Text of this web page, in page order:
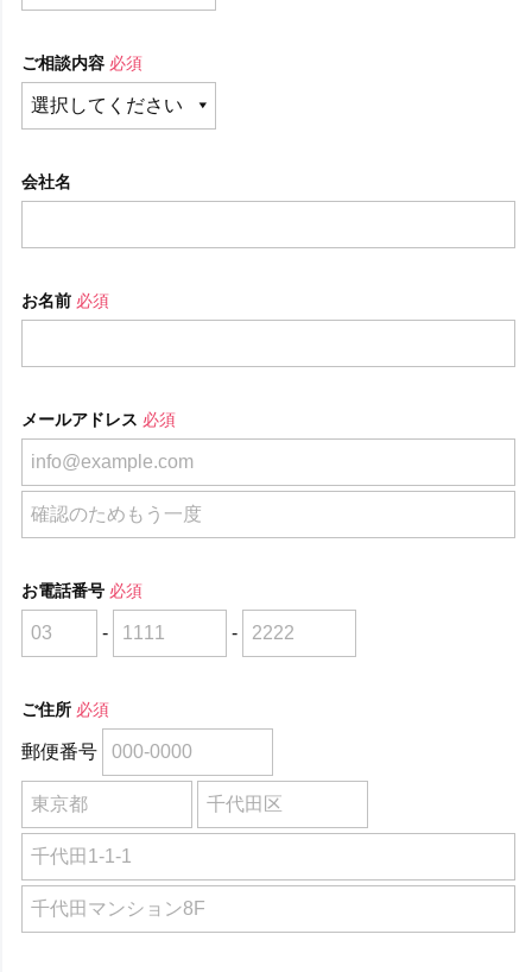
ご相談内容 必須
会社名
お名前 必須
メールアドレス 必須
お電話番号 必須
- -
ご住所 必須
郵便番号